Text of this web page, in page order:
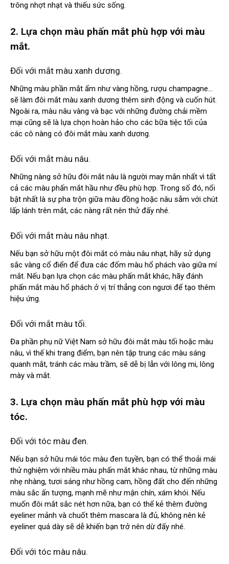
trông nhợt nhạt và thiếu sức sống.
2. Lựa chọn màu phấn mắt phù hợp với màu
mắt.
Đối với mắt màu xanh dương.
Những màu phần mắt ấm như vàng hồng, rượu champagne…
sẽ làm đôi mắt màu xanh dương thêm sinh động và cuốn hút.
Ngoài ra, màu nâu vàng và bạc với những đường chải mềm
mại cũng sẽ là lựa chọn hoàn hảo cho các bữa tiệc tối của
các cô nàng có đôi mắt màu xanh dương.
Đối với mắt màu nâu.
Những nàng sở hữu đôi mắt nâu là người may mắn nhất vì tất
cả các màu phấn mắt hầu như đều phù hợp. Trong số đó, nổi
bật nhất là sự pha trộn giữa màu đồng hoặc nâu sẫm với chút
lấp lánh trên mắt, các nàng rất nên thử đấy nhé.
Đối với mắt màu nâu nhạt.
Nếu bạn sở hữu một đôi mắt có màu nâu nhạt, hãy sử dụng
sắc vàng cổ điển để đưa các đốm màu hổ phách vào giữa mí
mắt. Nếu bạn lựa chọn các màu phấn mắt khác, hãy đánh
phấn mắt màu hổ phách ở vị trí thẳng con ngươi để tạo thêm
hiệu ứng.
Đối với mắt màu tối.
Đa phần phụ nữ Việt Nam sở hữu đôi mắt màu tối hoặc màu
nâu, vì thế khi trang điểm, bạn nên tập trung các màu sáng
quanh mắt, tránh các màu trầm, sẽ dễ bị lẫn với lông mi, lông
mày và mắt.
3. Lựa chọn màu phấn mắt phù hợp với màu
tóc.
Đối với tóc màu đen.
Nếu bạn sở hữu mái tóc màu đen tuyền, bạn có thể thoải mái
thử nghiệm với nhiều màu phấn mắt khác nhau, từ những màu
nhẹ nhàng, tươi sáng như hồng cam, hồng đất cho đến những
màu sắc ấn tượng, mạnh mẽ như mận chín, xám khói. Nếu
muốn đôi mắt sắc nét hơn nữa, bạn có thể kẻ thêm đường
eyeliner mảnh và chuốt thêm mascara là đủ, không nên kẻ
eyeliner quá dày sẽ dễ khiến bạn trở nên dừ đấy nhé.
Đối với tóc màu nâu.